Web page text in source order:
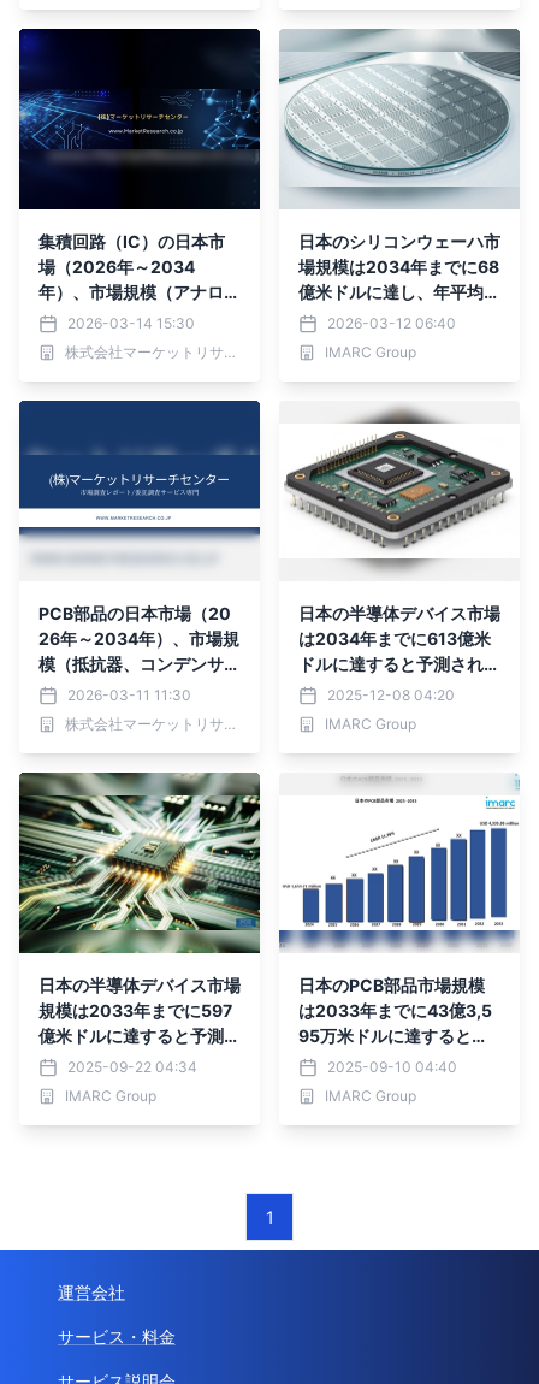
集積回路（IC）の日本市
場（2026年～2034
年）、市場規模（アナロ
グ、ロジック、メモリ、マ
イクロ）・分析レポートを
発表
2026-03-14 15:30
株式会社マーケットリサーチセンター
日本のシリコンウェーハ市
場規模は2034年までに68
億米ドルに達し、年平均成
長率4.06%で成長する見
通し
2026-03-12 06:40
IMARC Group
PCB部品の日本市場（20
26年～2034年）、市場規
模（抵抗器、コンデンサ、
ダイオード、トランジス
タ、集積回路（IC）、コ
ネクタ）・分析レポートを
2026-03-11 11:30
株式会社マーケットリサーチセンター
日本の半導体デバイス市場
は2034年までに613億米
ドルに達すると予測されて
おり、成長率は4.72%とな
る見込み。
2025-12-08 04:20
IMARC Group
日本の半導体デバイス市場
規模は2033年までに597
億米ドルに達すると予測｜
年平均成長率5%
2025-09-22 04:34
IMARC Group
日本のPCB部品市場規模
は2033年までに43億3,5
95万米ドルに達すると予
測｜年平均成長率11.26%
2025-09-10 04:40
IMARC Group
1
運営会社
サービス・料金